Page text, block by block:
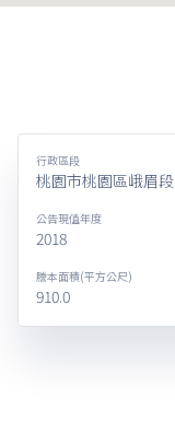
行政區段
桃園市桃園區峨眉段
公告現值年度
2018
謄本面積(平方公尺)
910.0